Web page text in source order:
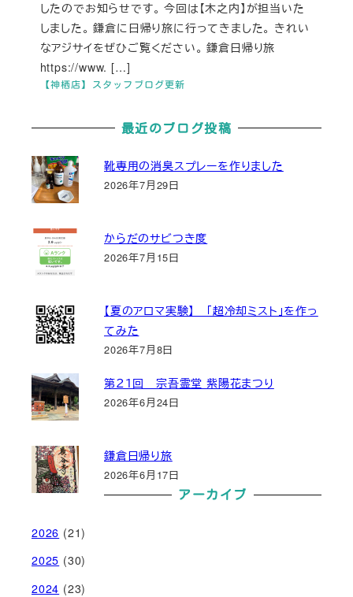
【神栖店】スタッフブログ更新
したのでお知らせです。 今回は【木之内】が担当いた
しました。 鎌倉に日帰り旅に行ってきました。 きれい
なアジサイをぜひご覧ください。 鎌倉日帰り旅
https://www. […]
最近のブログ投稿
靴専用の消臭スプレーを作りました
2026年7月29日
からだのサビつき度
2026年7月15日
【夏のアロマ実験】 「超冷却ミスト」を作っ
てみた
2026年7月8日
第２１回 宗吾霊堂 紫陽花まつり
2026年6月24日
鎌倉日帰り旅
2026年6月17日
アーカイブ
2026 (21)
2025 (30)
2024 (23)